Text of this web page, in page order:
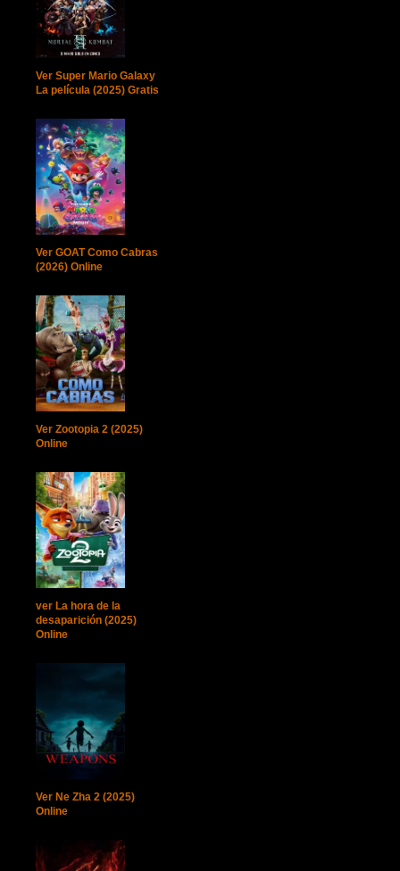
Ver Super Mario Galaxy
La película (2025) Gratis
Ver GOAT Como Cabras
(2026) Online
Ver Zootopia 2 (2025)
Online
ver La hora de la
desaparición (2025)
Online
Ver Ne Zha 2 (2025)
Online